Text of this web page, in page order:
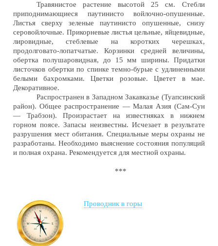
Травянистое растение высотой 25 см. Стебли
приподнимающиеся паутинисто войлочно-опушенные.
Листья сверху зеленые паутинисто опушенные, снизу
серовойлочные. Прикорневые листья цельные, яйцевидные,
лировидные, стеблевые на коротких черешках,
продолговато-лопатчатые. Корзинки средней величины,
обертка полушаровидная, до 15 мм ширины. Придатки
листочков обертки по спинке темно-бурые с удлиненными
белыми бахромками. Цветки розовые. Цветет в мае.
Декоративное.
Распространен в Западном Закавказье (Туапсинский
район). Общее распространение — Малая Азия (Сам-Сун
— Трабзон). Произрастает на известняках в нижнем
горном поясе. Запасы неизвестны. Исчезает в результате
разрушения мест обитания. Специальные меры охраны не
разработаны. Необходимо выяснение состояния популяций
и полная охрана. Рекомендуется для местной охраны.
***
Проводник в горы